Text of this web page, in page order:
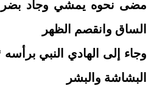
مضى نحوه يمشي وجاد
الساق وانقصم الظهر
وجاء إلى الهادي النبي
البشاشة والبشر